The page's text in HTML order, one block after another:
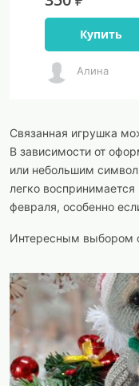
Купить
Алина
Связанная игрушка
В зависимости от
или небольшим
легко
февраля, особенно
Интересным выбором